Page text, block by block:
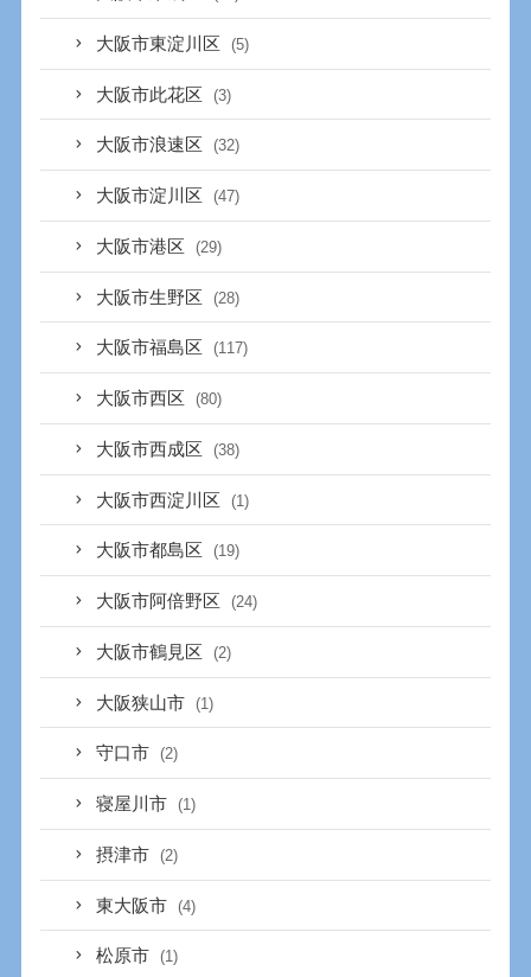
大阪市東淀川区 (5)
大阪市此花区 (3)
大阪市浪速区 (32)
大阪市淀川区 (47)
大阪市港区 (29)
大阪市生野区 (28)
大阪市福島区 (117)
大阪市西区 (80)
大阪市西成区 (38)
大阪市西淀川区 (1)
大阪市都島区 (19)
大阪市阿倍野区 (24)
大阪市鶴見区 (2)
大阪狭山市 (1)
守口市 (2)
寝屋川市 (1)
摂津市 (2)
東大阪市 (4)
松原市 (1)